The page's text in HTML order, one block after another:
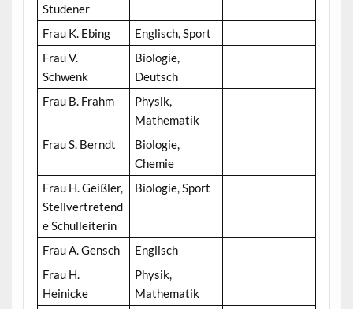
Studener
Frau K. Ebing
Englisch, Sport
Frau V.
Schwenk
Biologie,
Deutsch
Frau B. Frahm
Physik,
Mathematik
Frau S. Berndt
Biologie,
Chemie
Frau H. Geißler,
Stellvertretend
e Schulleiterin
Biologie, Sport
Frau A. Gensch
Englisch
Frau H.
Heinicke
Physik,
Mathematik